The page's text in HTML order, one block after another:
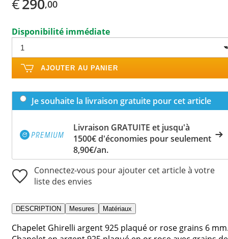
€290,00
Disponibilité immédiate
AJOUTER AU PANIER
Je souhaite la livraison gratuite pour cet article
Livraison GRATUITE et jusqu'à
1500€ d'économies pour seulement
8,90€/an.
Connectez-vous pour ajouter cet article à votre
liste des envies
DESCRIPTION Mesures Matériaux
Chapelet Ghirelli argent 925 plaqué or rose grains 6